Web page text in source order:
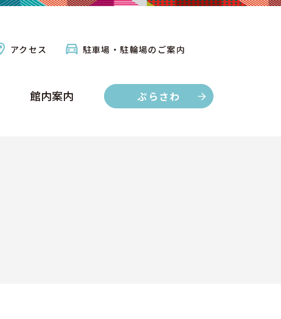
アクセス 駐車場・駐輪場のご案内
館内案内 ぷらさわ